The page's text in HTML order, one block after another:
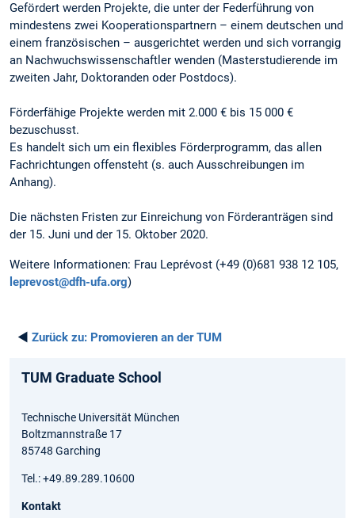
Gefördert werden Projekte, die unter der Federführung von
mindestens zwei Kooperationspartnern – einem deutschen und
einem französischen – ausgerichtet werden und sich vorrangig
an Nachwuchswissenschaftler wenden (Masterstudierende im
zweiten Jahr, Doktoranden oder Postdocs).
Förderfähige Projekte werden mit 2.000 € bis 15 000 €
bezuschusst.
Es handelt sich um ein flexibles Förderprogramm, das allen
Fachrichtungen offensteht (s. auch Ausschreibungen im
Anhang).
Die nächsten Fristen zur Einreichung von Förderanträgen sind
der 15. Juni und der 15. Oktober 2020.
Weitere Informationen: Frau Leprévost (+49 (0)681 938 12 105,
leprevost@dfh-ufa.org)
◄ Zurück zu: Promovieren an der TUM
TUM Graduate School
Technische Universität München
Boltzmannstraße 17
85748 Garching
Tel.: +49.89.289.10600
Kontakt